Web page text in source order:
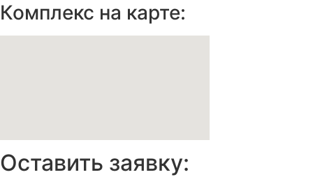
Комплекс на карте:
Оставить заявку: